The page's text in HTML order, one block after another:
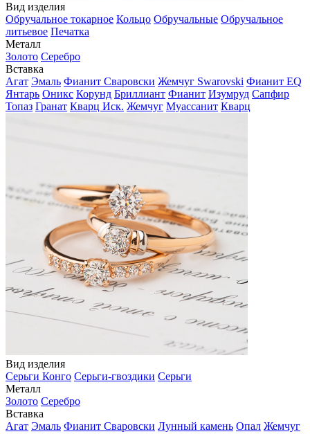
Вид изделия
Обручальное токарное Кольцо Обручальные Обручальное
литьевое Печатка
Металл
Золото Серебро
Вставка
Агат Эмаль Фианит Сваровски Жемчуг Swarovski Фианит EQ
Янтарь Оникс Корунд Бриллиант Фианит Изумруд Сапфир
Топаз Гранат Кварц Иск. Жемчуг Муассанит Кварц
Вид изделия
Серьги Конго Серьги-гвоздики Серьги
Металл
Золото Серебро
Вставка
Агат Эмаль Фианит Сваровски Лунный камень Опал Жемчуг